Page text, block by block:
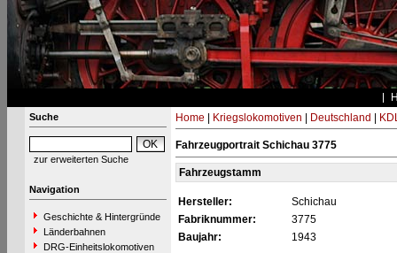
Suche
zur erweiterten Suche
Navigation
Geschichte & Hintergründe
Länderbahnen
DRG-Einheitslokomotiven
Home Kriegslokomotiven Deutschland
Fahrzeugportrait Schichau 3775
Fahrzeugstamm
Hersteller:
Schichau
Fabriknummer:
3775
Baujahr:
1943